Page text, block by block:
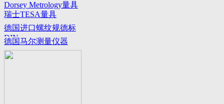
Dorsey Metrology量具
系列
瑞士TESA量具
德国进口螺纹规德标
DIN
德国马尔测量仪器